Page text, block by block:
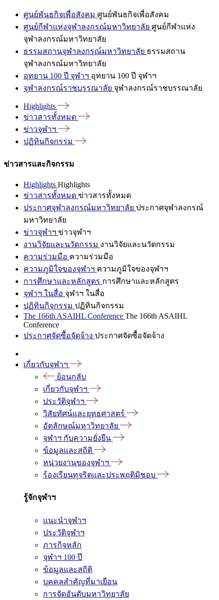
ศูนย์พันธกิจเพื่อสังคม ศูนย์พันธกิจเพื่อสังคม
ศูนย์กีฬาแห่งจุฬาลงกรณ์มหาวิทยาลัย ศูนย์กีฬาแห่ง
จุฬาลงกรณ์มหาวิทยาลัย
ธรรมสถานจุฬาลงกรณ์มหาวิทยาลัย ธรรมสถาน
จุฬาลงกรณ์มหาวิทยาลัย
อุทยาน 100 ปี จุฬาฯ อุทยาน 100 ปี จุฬาฯ
จุฬาลงกรณ์ราชบรรณาลัย จุฬาลงกรณ์ราชบรรณาลัย
Highlights
ข่าวสารทั้งหมด
ข่าวจุฬาฯ
ปฏิทินกิจกรรม
ข่าวสารและกิจกรรม
Highlights Highlights
ข่าวสารทั้งหมด ข่าวสารทั้งหมด
ประกาศจุฬาลงกรณ์มหาวิทยาลัย ประกาศจุฬาลงกรณ์
มหาวิทยาลัย
ข่าวจุฬาฯ ข่าวจุฬาฯ
งานวิจัยและนวัตกรรม งานวิจัยและนวัตกรรม
ความร่วมมือ ความร่วมมือ
ความภูมิใจของจุฬาฯ ความภูมิใจของจุฬาฯ
การศึกษาและหลักสูตร การศึกษาและหลักสูตร
จุฬาฯ ในสื่อ จุฬาฯ ในสื่อ
ปฏิทินกิจกรรม ปฏิทินกิจกรรม
The 166th ASAIHL Conference The 166th ASAIHL
Conference
ประกาศจัดซื้อจัดจ้าง ประกาศจัดซื้อจัดจ้าง
เกี่ยวกับจุฬาฯ
ย้อนกลับ
เกี่ยวกับจุฬาฯ
ประวัติจุฬาฯ
วิสัยทัศน์และยุทธศาสตร์
อัตลักษณ์มหาวิทยาลัย
จุฬาฯ กับความยั่งยืน
ข้อมูลและสถิติ
หน่วยงานของจุฬาฯ
ร้องเรียนทุจริตและประพฤติมิชอบ
รู้จักจุฬาฯ
แนะนำจุฬาฯ
ประวัติจุฬาฯ
ภารกิจหลัก
จุฬาฯ 100 ปี
ข้อมูลและสถิติ
บุคคลสำคัญที่มาเยือน
การจัดอันดับมหาวิทยาลัย